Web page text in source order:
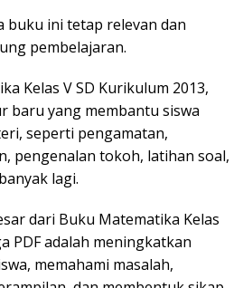
buku ini tetap relevan dan
pembelajaran.
Kelas V SD Kurikulum 2013,
baru yang membantu siswa
seperti pengamatan,
pengenalan tokoh, latihan soal,
lagi.
dari Buku Matematika Kelas
PDF adalah meningkatkan
memahami masalah,